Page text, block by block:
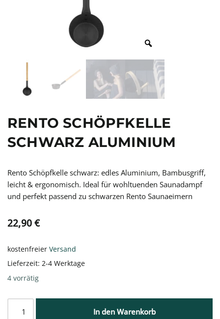
RENTO SCHÖPFKELLE
SCHWARZ ALUMINIUM
Rento Schöpfkelle schwarz: edles Aluminium, Bambusgriff,
leicht & ergonomisch. Ideal für wohltuenden Saunadampf
und perfekt passend zu schwarzen Rento Saunaeimern
22,90€
kostenfreier Versand
Lieferzeit: 2-4 Werktage
4 vorrätig
In den Warenkorb